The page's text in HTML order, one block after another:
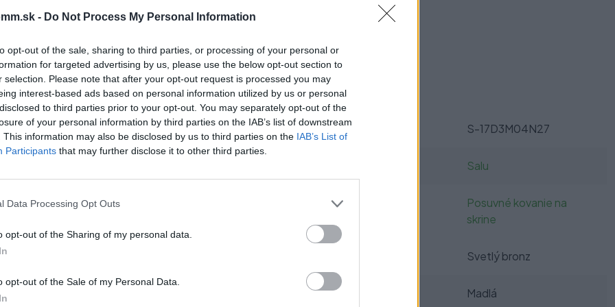
- Do Not Process My Personal Information
opt-out of the sale, sharing to third parties, or processing of your personal or
for targeted advertising by us, please use the below opt-out section to
selection. Please note that after your opt-out request is processed you may
interest-based ads based on personal information utilized by us or personal
to third parties prior to your opt-out. You may separately opt-out of the
of your personal information by third parties on the IAB’s list of downstream
This information may also be disclosed by us to third parties on the IAB’s List of
Participants that may further disclose it to other third parties.
Data Processing Opt Outs
opt-out of the Sharing of my personal data.
opt-out of the Sale of my Personal Data.
si vybrať tento produkt?
Parametre
SKU: S-17D3M04N27
Salu
Posuvné kovanie na
skrine
Svetlý bronz
Madlá